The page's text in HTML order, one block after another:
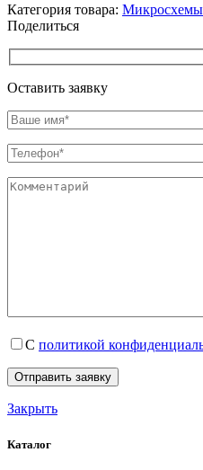
Категория товара: Микросхемы
Поделиться
Оставить заявку
С политикой
Закрыть
Каталог